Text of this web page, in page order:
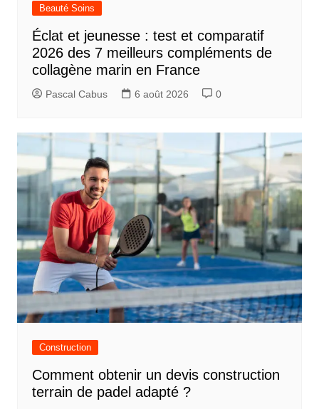
Beauté Soins
Éclat et jeunesse : test et comparatif
2026 des 7 meilleurs compléments de
collagène marin en France
Pascal Cabus 6 août 2026 0
Construction
Comment obtenir un devis construction
terrain de padel adapté ?